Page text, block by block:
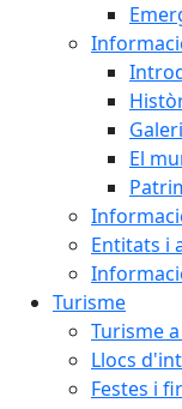
El
Entitats i
Turisme
Turisme
Llocs
Festes i